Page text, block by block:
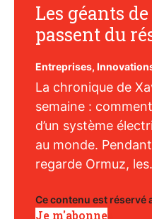
Les géants
passent du
Entreprises,
La chronique de
semaine :
d’un système
au monde.
regarde Ormuz,
Ce contenu est réservé
Je m'abonne